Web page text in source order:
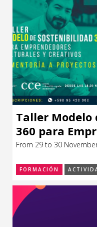
Taller Modelo
360 para
From 29 to 30
FORMACIÓN